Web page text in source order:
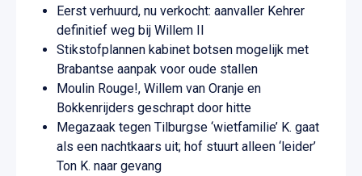
Eerst verhuurd, nu verkocht: aanvaller Kehrer
definitief weg bij Willem II
Stikstofplannen kabinet botsen mogelijk met
Brabantse aanpak voor oude stallen
Moulin Rouge!, Willem van Oranje en
Bokkenrijders geschrapt door hitte
Megazaak tegen Tilburgse ‘wietfamilie’ K. gaat
als een nachtkaars uit; hof stuurt alleen ‘leider’
Ton K. naar gevang